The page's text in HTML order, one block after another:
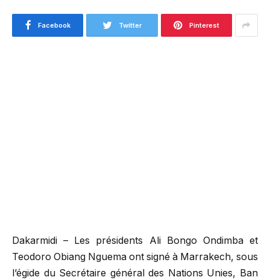
Facebook Twitter Pinterest
Dakarmidi – Les présidents Ali Bongo Ondimba et
Teodoro Obiang Nguema ont signé à Marrakech, sous
l’égide du Secrétaire général des Nations Unies, Ban